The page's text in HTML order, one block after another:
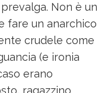
Non è un
fare un anarchico
crudele come
(e ironia
erano